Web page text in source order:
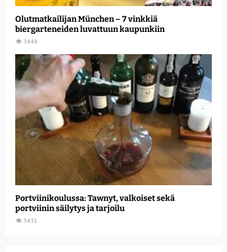
Olutmatkailijan München – 7 vinkkiä
biergarteneiden luvattuun kaupunkiin
3448
Portviinikoulussa: Tawnyt, valkoiset sekä
portviinin säilytys ja tarjoilu
3431